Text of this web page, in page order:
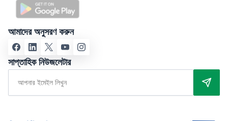
আমাদের অনুসরণ করুন
সাপ্তাহিক নিউজলেটার